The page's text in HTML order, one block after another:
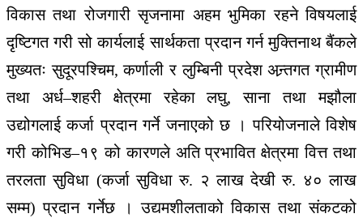
विकास तथा रोजगारी सृजनामा अहम भुमिका रहने विषयलाई
दृष्टिगत गरी सो कार्यलाई सार्थकता प्रदान गर्न मुक्तिनाथ बैंकले
मुख्यतः सुदूरपश्चिम, कर्णाली र लुम्बिनी प्रदेश अन्र्तगत ग्रामीण
तथा अर्ध–शहरी क्षेत्रमा रहेका लघु, साना तथा मझौला
उद्योगलाई कर्जा प्रदान गर्ने जनाएको छ । परियोजनाले विशेष
गरी कोभिड–१९ को कारणले अति प्रभावित क्षेत्रमा वित्त तथा
तरलता सुविधा (कर्जा सुविधा रु. २ लाख देखी रु. ४० लाख
सम्म) प्रदान गर्नेछ । उद्यमशीलताको विकास तथा संकटको